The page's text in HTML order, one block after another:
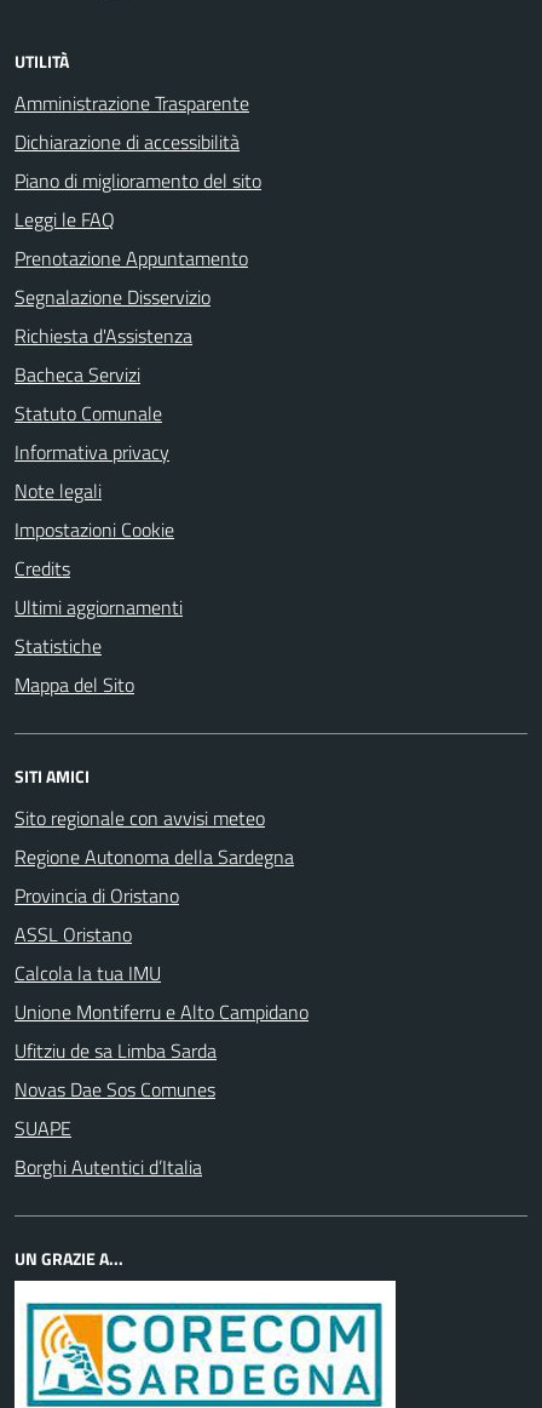
UTILITÀ
Amministrazione Trasparente
Dichiarazione di accessibilità
Piano di miglioramento del sito
Leggi le FAQ
Prenotazione Appuntamento
Segnalazione Disservizio
Richiesta d'Assistenza
Bacheca Servizi
Statuto Comunale
Informativa privacy
Note legali
Impostazioni Cookie
Credits
Ultimi aggiornamenti
Statistiche
Mappa del Sito
SITI AMICI
Sito regionale con avvisi meteo
Regione Autonoma della Sardegna
Provincia di Oristano
ASSL Oristano
Calcola la tua IMU
Unione Montiferru e Alto Campidano
Ufitziu de sa Limba Sarda
Novas Dae Sos Comunes
SUAPE
Borghi Autentici d’Italia
UN GRAZIE A...